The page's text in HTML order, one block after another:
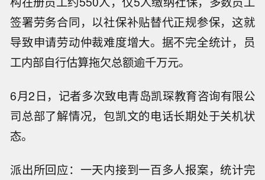
签署劳务合同，以社保补贴替代正规参保，这就
导致申请劳动仲裁难度增大。据不完全统计，员
工内部自行估算拖欠总额逾千万元。
6月2日，记者多次致电青岛凯琛教育咨询有限公
司总部了解情况，包凯文的电话长期处于关机状
态。
派出所回应：一天内接到一百多人报案，统计完